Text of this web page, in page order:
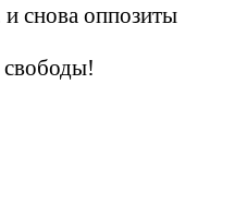
снова оппозиты
свободы!